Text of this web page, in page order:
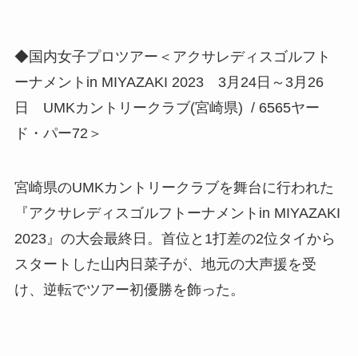
◆国内女子プロツアー＜アクサレディスゴルフト
ーナメントin MIYAZAKI 2023 3月24日～3月26
日 UMKカントリークラブ(宮崎県) / 6565ヤー
ド・パー72＞
宮崎県のUMKカントリークラブを舞台に行われた
『アクサレディスゴルフトーナメントin MIYAZAKI
2023』の大会最終日。首位と1打差の2位タイから
スタートした山内日菜子が、地元の大声援を受
け、逆転でツアー初優勝を飾った。